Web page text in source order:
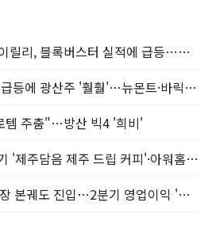
[美증시 특징주] 일라이릴리, 블록버스터 실적에 급등…마운자로 매출 폭발
[美증시 특징주] 금값 급등에 광산주 '훨훨'…뉴몬트·바릭마이닝 주도
템 주춤"…방산 빅4 '희비'
[오늘의 언박싱] 오뚜기 '제주담음 제주 드립 커피'·아워홈 ‘갓석박지’ 外
LG유플러스, AIDC 성장 본궤도 진입…2분기 영업이익 '역대 최대'